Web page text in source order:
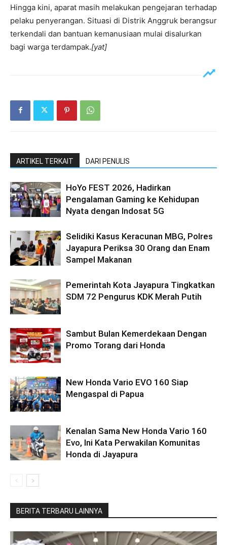
Hingga kini, aparat masih melakukan pengejaran terhadap
pelaku penyerangan. Situasi di Distrik Anggruk berangsur
terkendali dan bantuan kemanusiaan mulai disalurkan
bagi warga terdampak.[yat]
ARTIKEL TERKAIT DARI PENULIS
HoYo FEST 2026, Hadirkan
Pengalaman Gaming ke Kehidupan
Nyata dengan Indosat 5G
Selidiki Kasus Keracunan MBG, Polres
Jayapura Periksa 30 Orang dan Enam
Sampel Makanan
Pemerintah Kota Jayapura Tingkatkan
SDM 72 Pengurus KDK Merah Putih
Sambut Bulan Kemerdekaan Dengan
Promo Torang dari Honda
New Honda Vario EVO 160 Siap
Mengaspal di Papua
Kenalan Sama New Honda Vario 160
Evo, Ini Kata Perwakilan Komunitas
Honda di Jayapura
BERITA TERBARU LAINNYA